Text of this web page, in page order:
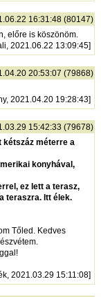
16:31:48 (80147)
előre is köszönöm.
2021.06.22 13:09:45]
20:53:07 (79868)
2021.04.20 19:28:43]
15:42:33 (79678)
kétszáz méterre a
konyhával,
ez lett a terasz,
teraszra. Itt élek.
Tőled. Kedves
2021.03.29 15:11:08]